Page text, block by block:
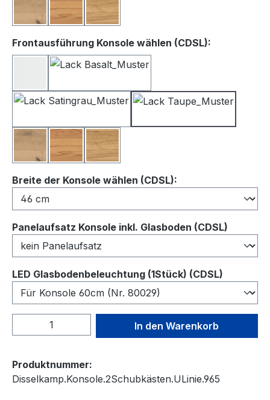
BalkeneicheKernbucheWildeiche
Frontausführung Konsole wählen (CDSL):
BalkeneicheKernbucheWildeiche
Breite der Konsole wählen (CDSL):
Panelaufsatz Konsole inkl. Glasboden (CDSL)
LED Glasbodenbeleuchtung (1Stück) (CDSL)
Produkt Anzahl: Gib denIn den Warenkorb
Produktnummer:
Disselkamp.Konsole.2Schubkästen.ULinie.965